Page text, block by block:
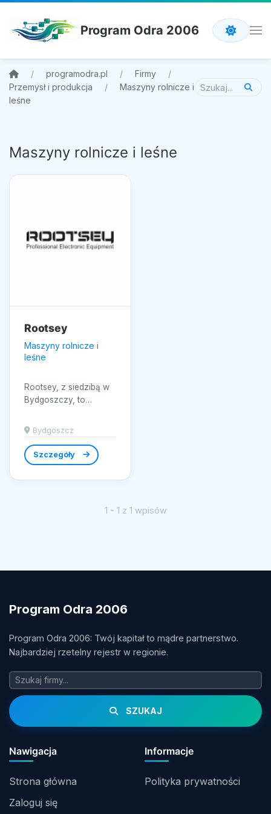
Program Odra 2006
programodra.pl
Firmy
Przemysł i produkcja
Maszyny rolnicze i
leśne
Maszyny rolnicze i leśne
Rootsey
Maszyny rolnicze i
leśne
Rootsey, z siedzibą w
Bydgoszczy, to
specjalizująca się w
dostarczaniu
zaawansowanej...
Bydgoszcz
Szczegóły
1 - 1 z 1 wpisów
Program Odra 2006
Program Odra 2006: Twój kapitał to mądre partnerstwo.
Najbardziej rzetelny rejestr w regionie.
SZUKAJ
Nawigacja
Strona główna
Zaloguj się
Informacje
Polityka prywatności